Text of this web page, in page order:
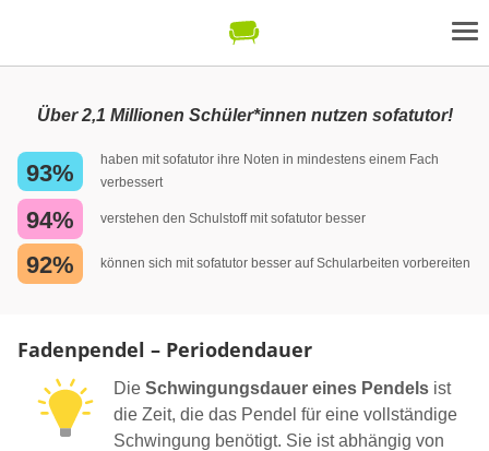
Über 2,1 Millionen Schüler*innen nutzen sofatutor!
93%
haben mit sofatutor ihre Noten in mindestens einem Fach
verbessert
94% verstehen den Schulstoff mit sofatutor besser
92% können sich mit sofatutor besser auf Schularbeiten vorbereiten
Fadenpendel – Periodendauer
Die Schwingungsdauer eines Pendels ist
die Zeit, die das Pendel für eine vollständige
Schwingung benötigt. Sie ist abhängig von